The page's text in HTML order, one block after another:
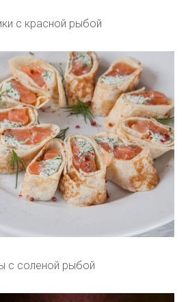
с красной рыбой
с соленой рыбой